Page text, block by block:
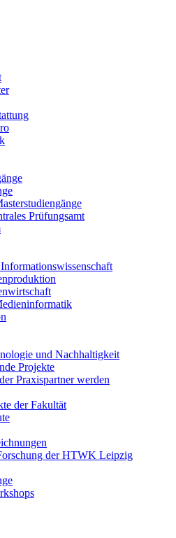
Prüfungsamt
und Nachhaltigkeit
Projekte
Praxispartner werden
der Fakultät
der HTWK Leipzig